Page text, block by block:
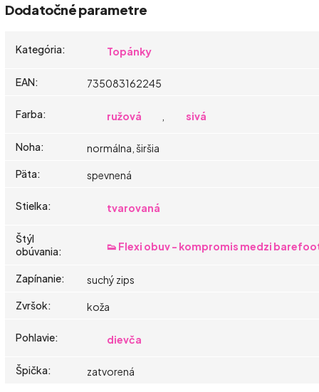
Dodatočné parametre
Kategória: Topánky
EAN: 735083162245
Farba: ružová sivá
Noha:
normálna, širšia
Päta: spevnená
Stielka: tvarovaná
Štýl
obúvania: 👟 Flexi obuv - kompromis medzi
Zapínanie:
suchý zips
Zvršok: koža
Pohlavie: dievča
Špička: zatvorená